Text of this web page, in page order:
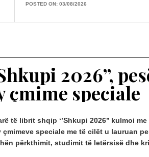
POSTED ON: 03/08/2026
OPINIONE
POSTED ON: 25/07/2026
OPINIONE
GURËT E KULTIT QË
POSTED ON: 25/07/2026
OPINIONE
PROJEKTI I PADUKSHËM I
IDENTITETIT
2026’’,
çmime speciale
të librit shqip ‘’Shkupi 2026’’ kulmoi
çmimeve speciale me të cilët u lauruan
përkthimit, studimit të letërsisë dhe